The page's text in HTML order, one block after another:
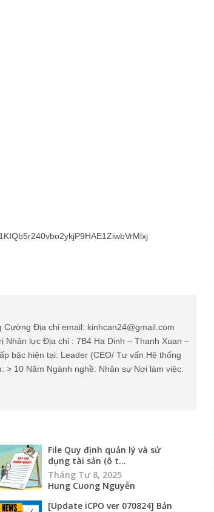
bậc hiện tại: Leader (CEO/ Tư vấn Hệ thống
File Quy định quản lý và sử
dụng tài sản (ô t...
Tháng Tư 8, 2025
Hung Cuong Nguyễn
Nền tảng ch...
Tháng Hai 20, 2024
quynhnt.kc24
Lương 3P là gì? Lịch sử lý
thuyết và sự phát ...